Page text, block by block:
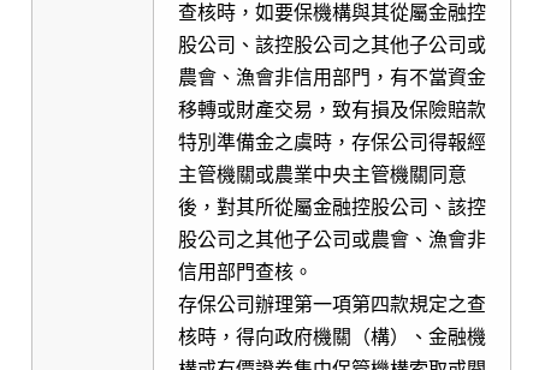
查核時，如要保機構與其從屬金融控
股公司、該控股公司之其他子公司或
農會、漁會非信用部門，有不當資金
移轉或財產交易，致有損及保險賠款
特別準備金之虞時，存保公司得報經
主管機關或農業中央主管機關同意
後，對其所從屬金融控股公司、該控
股公司之其他子公司或農會、漁會非
信用部門查核。
存保公司辦理第一項第四款規定之查
核時，得向政府機關（構）、金融機